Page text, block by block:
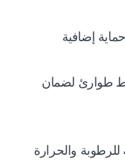
إضافية
طوارئ لضمان
والحرارة